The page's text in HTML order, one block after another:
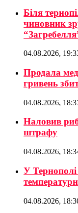
Біля
чиновник
04.08.2026,
Продала
гривень
04.08.2026,
Наловив
штрафу
04.08.2026,
У
04.08.2026,